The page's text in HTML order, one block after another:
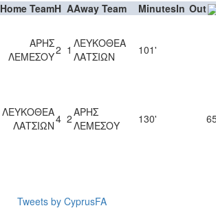
Home TeamH AAway Team MinutesIn Out
ΑΡΗΣ
ΛΕΜΕΣΟΥ2 1 ΛΕΥΚΟΘΕΑ
ΛΑΤΣΙΩΝ
101'
ΛΕΥΚΟΘΕΑ
ΛΑΤΣΙΩΝ4 2ΑΡΗΣ
ΛΕΜΕΣΟΥ
130'
Tweets by CyprusFA